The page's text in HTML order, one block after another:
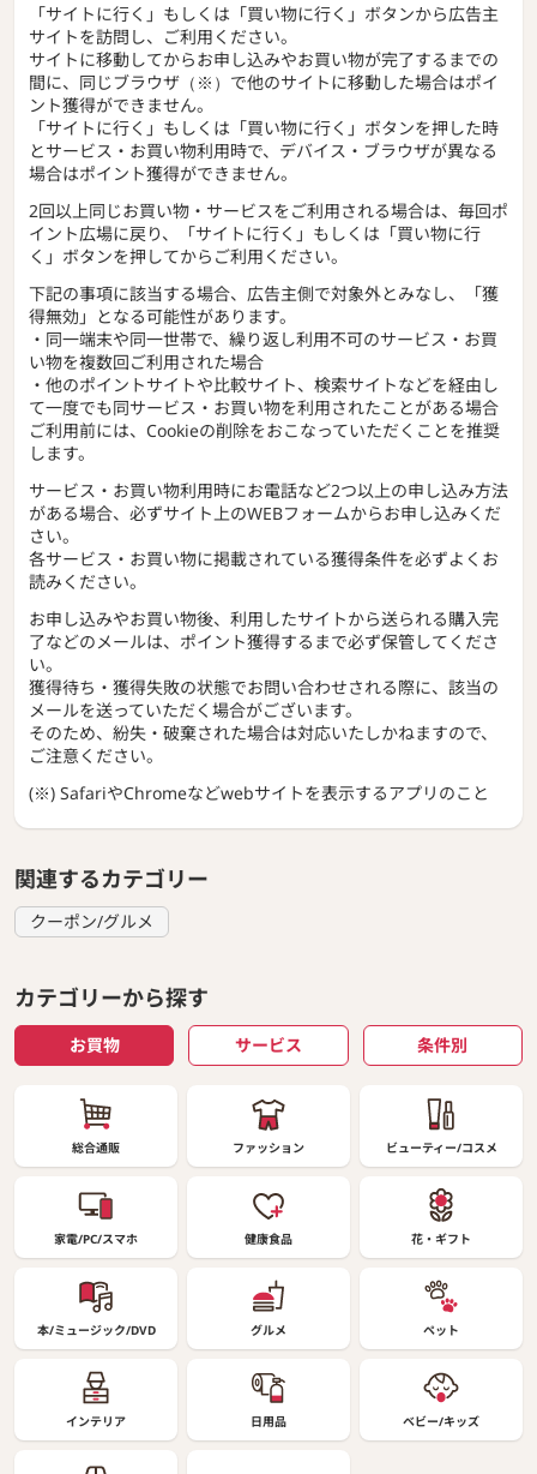
「サイトに行く」もしくは「買い物に行く」ボタンから広告主
サイトを訪問し、ご利用ください。
サイトに移動してからお申し込みやお買い物が完了するまでの
間に、同じブラウザ（※）で他のサイトに移動した場合はポイ
ント獲得ができません。
「サイトに行く」もしくは「買い物に行く」ボタンを押した時
とサービス・お買い物利用時で、デバイス・ブラウザが異なる
場合はポイント獲得ができません。
2回以上同じお買い物・サービスをご利用される場合は、毎回ポ
イント広場に戻り、「サイトに行く」もしくは「買い物に行
く」ボタンを押してからご利用ください。
下記の事項に該当する場合、広告主側で対象外とみなし、「獲
得無効」となる可能性があります。
・同一端末や同一世帯で、繰り返し利用不可のサービス・お買
い物を複数回ご利用された場合
・他のポイントサイトや比較サイト、検索サイトなどを経由し
て一度でも同サービス・お買い物を利用されたことがある場合
ご利用前には、Cookieの削除をおこなっていただくことを推奨
します。
サービス・お買い物利用時にお電話など2つ以上の申し込み方法
がある場合、必ずサイト上のWEBフォームからお申し込みくだ
さい。
各サービス・お買い物に掲載されている獲得条件を必ずよくお
読みください。
お申し込みやお買い物後、利用したサイトから送られる購入完
了などのメールは、ポイント獲得するまで必ず保管してくださ
い。
獲得待ち・獲得失敗の状態でお問い合わせされる際に、該当の
メールを送っていただく場合がございます。
そのため、紛失・破棄された場合は対応いたしかねますので、
ご注意ください。
(※) SafariやChromeなどwebサイトを表示するアプリのこと
関連するカテゴリー
クーポン/グルメ
カテゴリーから探す
お買物 サービス 条件別
総合通販 ファッション ビューティー/コスメ
家電/PC/スマホ 健康食品 花・ギフト
本/ミュージック/DVD グルメ ペット
インテリア 日用品 ベビー/キッズ